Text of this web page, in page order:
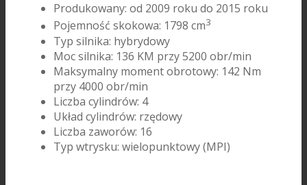
Produkowany: od 2009 roku do 2015 roku
Pojemność skokowa: 1798 cm3
Typ silnika: hybrydowy
Moc silnika: 136 KM przy 5200 obr/min
Maksymalny moment obrotowy: 142 Nm
przy 4000 obr/min
Liczba cylindrów: 4
Układ cylindrów: rzędowy
Liczba zaworów: 16
Typ wtrysku: wielopunktowy (MPI)